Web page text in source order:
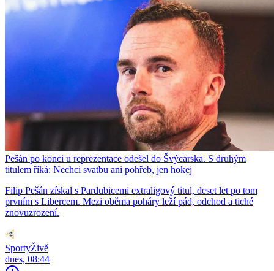
Pešán po konci u reprezentace odešel do Švýcarska. S druhým
titulem říká: Nechci svatbu ani pohřeb, jen hokej
Filip Pešán získal s Pardubicemi extraligový titul, deset let po tom
prvním s Libercem. Mezi oběma poháry leží pád, odchod a tiché
znovuzrození.
SportyŽivě
dnes, 08:44